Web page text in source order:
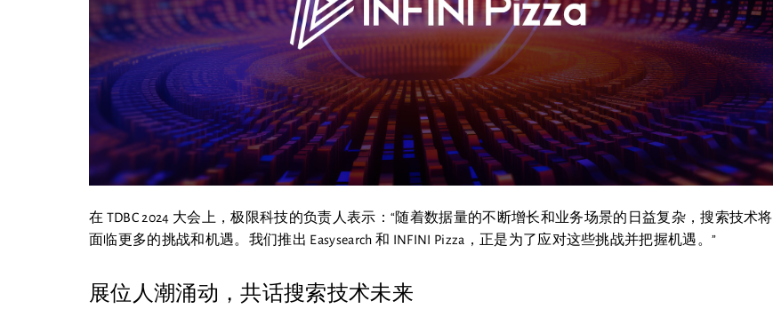
在 TDBC 2024 大会上，极限科技的负责人表示：“随着数据量的不断增长和业务场景的日益复杂，搜索技术将
面临更多的挑战和机遇。我们推出 Easysearch 和 INFINI Pizza，正是为了应对这些挑战并把握机遇。”
展位人潮涌动，共话搜索技术未来